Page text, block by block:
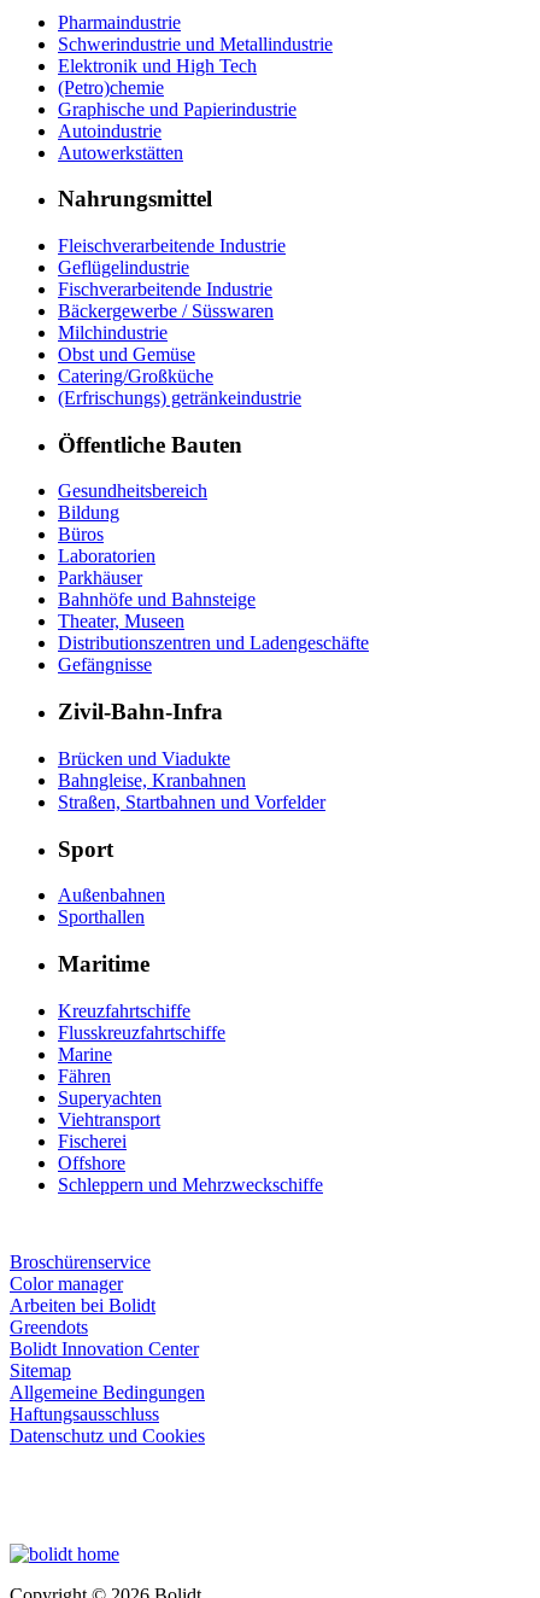
Pharmaindustrie
Schwerindustrie und Metallindustrie
Elektronik und High Tech
(Petro)chemie
Graphische und Papierindustrie
Autoindustrie
Autowerkstätten
Nahrungsmittel
Fleischverarbeitende Industrie
Geflügelindustrie
Fischverarbeitende Industrie
Bäckergewerbe / Süsswaren
Milchindustrie
Obst und Gemüse
Catering/Großküche
(Erfrischungs) getränkeindustrie
Öffentliche Bauten
Gesundheitsbereich
Bildung
Büros
Laboratorien
Parkhäuser
Bahnhöfe und Bahnsteige
Theater, Museen
Distributionszentren und Ladengeschäfte
Gefängnisse
Zivil-Bahn-Infra
Brücken und Viadukte
Bahngleise, Kranbahnen
Straßen, Startbahnen und Vorfelder
Sport
Außenbahnen
Sporthallen
Maritime
Kreuzfahrtschiffe
Flusskreuzfahrtschiffe
Marine
Fähren
Superyachten
Viehtransport
Fischerei
Offshore
Schleppern und Mehrzweckschiffe
Broschürenservice
Color manager
Arbeiten bei Bolidt
Greendots
Bolidt Innovation Center
Sitemap
Allgemeine Bedingungen
Haftungsausschluss
Datenschutz und Cookies